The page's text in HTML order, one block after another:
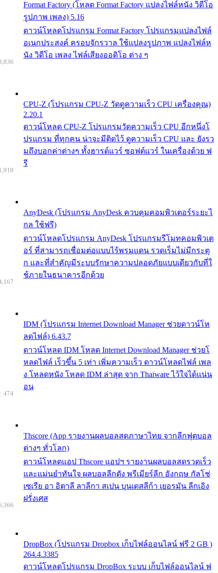
Format Factory (โหลด Format Factory แปลงไฟล์หนัง วิดีโอ
รูปภาพ เพลง) 5.16
ดาวน์โหลดโปรแกรม Format Factory โปรแกรมแปลงไฟล์
อเนกประสงค์ ครอบจักรวาล ใช้แปลงรูปภาพ แปลงไฟล์ห
นัง วิดีโอ เพลง ไฟล์เสียงออดิโอ ต่าง ๆ
CPU-Z (โปรแกรม CPU-Z วัดดูความเร็ว CPU เครื่องคุณ)
2.20.1
ดาวน์โหลด CPU-Z โปรแกรมวัดความเร็ว CPU อีกหนึ่งโ
ปรแกรม ที่ทุกคน น่าจะมีติดไว้ ดูความเร็ว CPU และ ยังรว
มถึงบอกค่าต่างๆ ทั้งฮารด์แวร์ ซอฟต์แวร์ ในเครื่องด้วย ฟ
รี
AnyDesk (โปรแกรม AnyDesk ควบคุมคอมพิวเตอร์ระยะไ
กล ใช้ฟรี)
ดาวน์โหลดโปรแกรม AnyDesk โปรแกรมรีโมทคอมพิวเต
อร์ ที่สามารถเชื่อมต่อแบบไร้พรมแดน รวดเร็มไม่มีกระตุ
ก และที่สำคัญมีระบบรักษาความปลอดภัยแบบเดียวกับที่ใ
ช้ภายในธนาคารอีกด้วย
IDM (โปรแกรม Internet Download Manager ช่วยดาวน์โห
ลดไฟล์) 6.43.7
ดาวน์โหลด IDM โหลด Internet Download Manager ช่วยโ
หลดไฟล์ เร็วขึ้น 5 เท่า เพิ่มความเร็ว ดาวน์โหลดไฟล์ เพล
ง โหลดหนัง โหลด IDM ล่าสุด จาก Thaiware ไว้ใจได้แน่น
อน
Thscore (App รายงานผลบอลสดภาษาไทย จากลีกฟุตบอล
ต่างๆ ทั่วโลก)
ดาวน์โหลดแอป Thscore แอปฯ รายงานผลบอลสดรวดเร็ว
และแม่นยำทันใจ ผลบอลลีกดัง พรีเมียร์ลีก อังกฤษ กัลโช่
เซเรีย อา อิตาลี ลาลีกา สเปน บุนเดสลีก้า เยอรมัน ลีกเอิง
ฝรั่งเศส
474
DropBox (โปรแกรม Dropbox เก็บไฟล์ออนไลน์ ฟรี 2 GB )
264.4.3385
ดาวน์โหลดโปรแกรม DropBox ระบบ เก็บไฟล์ออนไลน์ ฟ